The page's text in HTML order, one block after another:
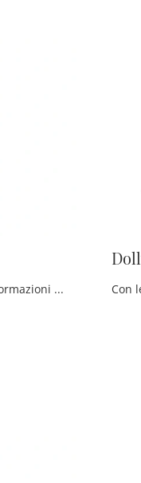
Lampade da terra: ottieni informazioni sulla lampada Ciak da terra in metallo che ti proponiamo.